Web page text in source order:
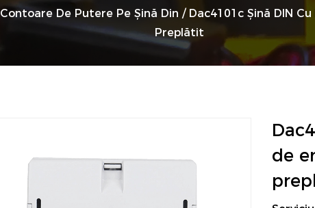
Contoare De Putere Pe Șină Din / Dac4101c Șină DIN
Preplătit
de